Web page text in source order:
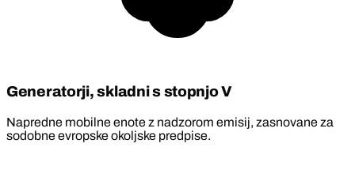
Generatorji, skladni s stopnjo V
Napredne mobilne enote z nadzorom emisij, zasnovane za
sodobne evropske okoljske predpise.